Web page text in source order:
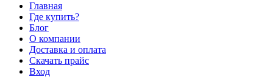
Главная
Где купить?
Блог
О компании
Доставка и оплата
Скачать прайс
Вход